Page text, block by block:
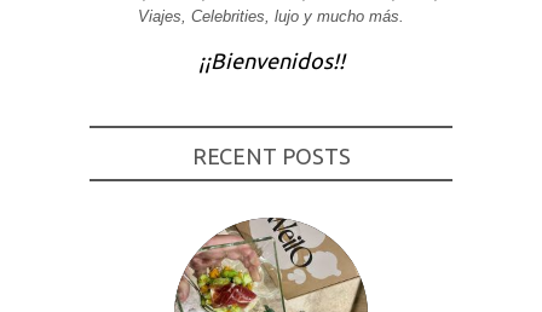
Viajes, Celebrities, lujo y mucho más.
¡¡Bienvenidos!!
RECENT POSTS
algunas
de la web.